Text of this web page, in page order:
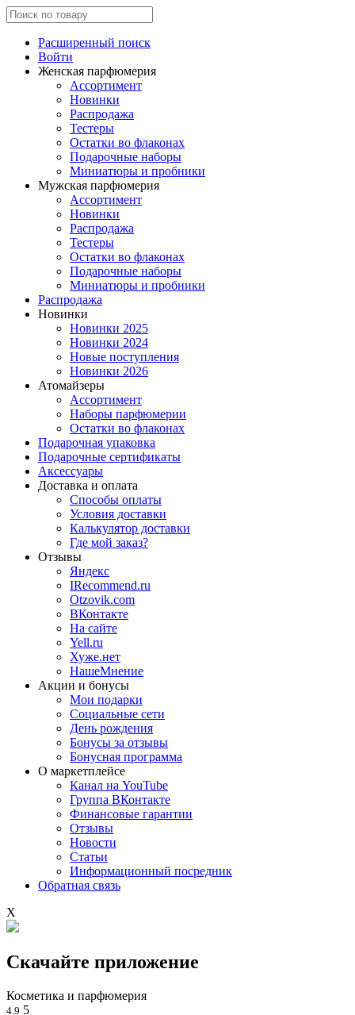
Расширенный поиск
Войти
Женская парфюмерия
Ассортимент
Новинки
Распродажа
Тестеры
Остатки во флаконах
Подарочные наборы
Миниатюры и пробники
Мужская парфюмерия
Ассортимент
Новинки
Распродажа
Тестеры
Остатки во флаконах
Подарочные наборы
Миниатюры и пробники
Распродажа
Новинки
Новинки 2025
Новинки 2024
Новые поступления
Новинки 2026
Атомайзеры
Ассортимент
Наборы парфюмерии
Остатки во флаконах
Подарочная упаковка
Подарочные сертификаты
Аксессуары
Доставка и оплата
Способы оплаты
Условия доставки
Калькулятор доставки
Где мой заказ?
Отзывы
Яндекс
IRecommend.ru
Otzovik.com
ВКонтакте
На сайте
Yell.ru
Хуже.нет
НашеМнение
Акции и бонусы
Мои подарки
Социальные сети
День рождения
Бонусы за отзывы
Бонусная программа
О маркетплейсе
Канал на YouTube
Группа ВКонтакте
Финансовые гарантии
Отзывы
Новости
Статьи
Информационный посредник
Обратная связь
X
Скачайте приложение
Косметика и парфюмерия
4.9 5